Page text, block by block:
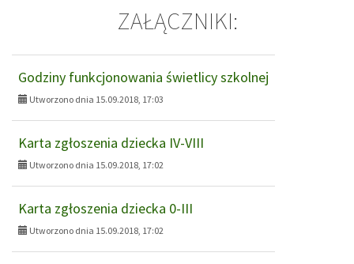
ZAŁĄCZNIKI:
Godziny funkcjonowania świetlicy szkolnej
Utworzono dnia 15.09.2018, 17:03
Karta zgłoszenia dziecka IV-VIII
Utworzono dnia 15.09.2018, 17:02
Karta zgłoszenia dziecka 0-III
Utworzono dnia 15.09.2018, 17:02